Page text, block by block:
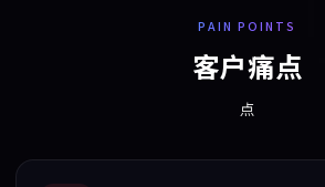
PAIN POINTS
客户痛点
点